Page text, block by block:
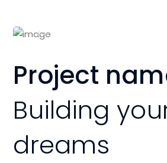
Project
Building
dreams